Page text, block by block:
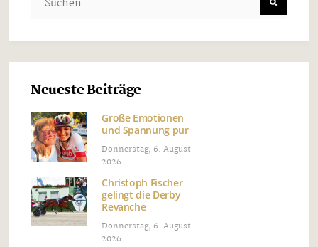
Neueste Beiträge
Große Emotionen
und Spannung pur
Donnerstag, 6. August
2026
Christoph Fischer
gelingt die Derby
Revanche
Donnerstag, 6. August
2026